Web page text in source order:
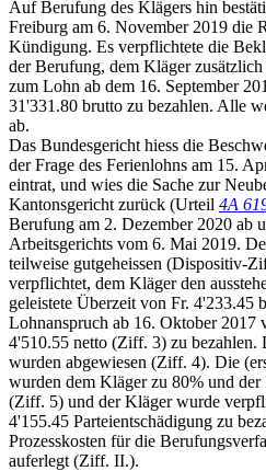
Auf Berufung des Klägers hin
Freiburg am 6. November 2019 die
Kündigung. Es verpflichtete die
der Berufung, dem Kläger
zum Lohn ab dem 16. September
31'331.80 brutto zu bezahlen. Alle
ab.
Das Bundesgericht hiess die
der Frage des Ferienlohns am 15.
eintrat, und wies die Sache zur
Kantonsgericht zurück (Urteil 4A
Berufung am 2. Dezember 2020 ab
Arbeitsgerichts vom 6. Mai 2019.
teilweise gutgeheissen (Dispositiv-
verpflichtet, dem Kläger den
geleistete Überzeit von Fr. 4'233.45
Lohnanspruch ab 16. Oktober 2017
4'510.55 netto (Ziff. 3) zu bezahlen.
wurden abgewiesen (Ziff. 4). Die
wurden dem Kläger zu 80% und
(Ziff. 5) und der Kläger wurde
4'155.45 Parteientschädigung zu
Prozesskosten für die
auferlegt (Ziff. II.).